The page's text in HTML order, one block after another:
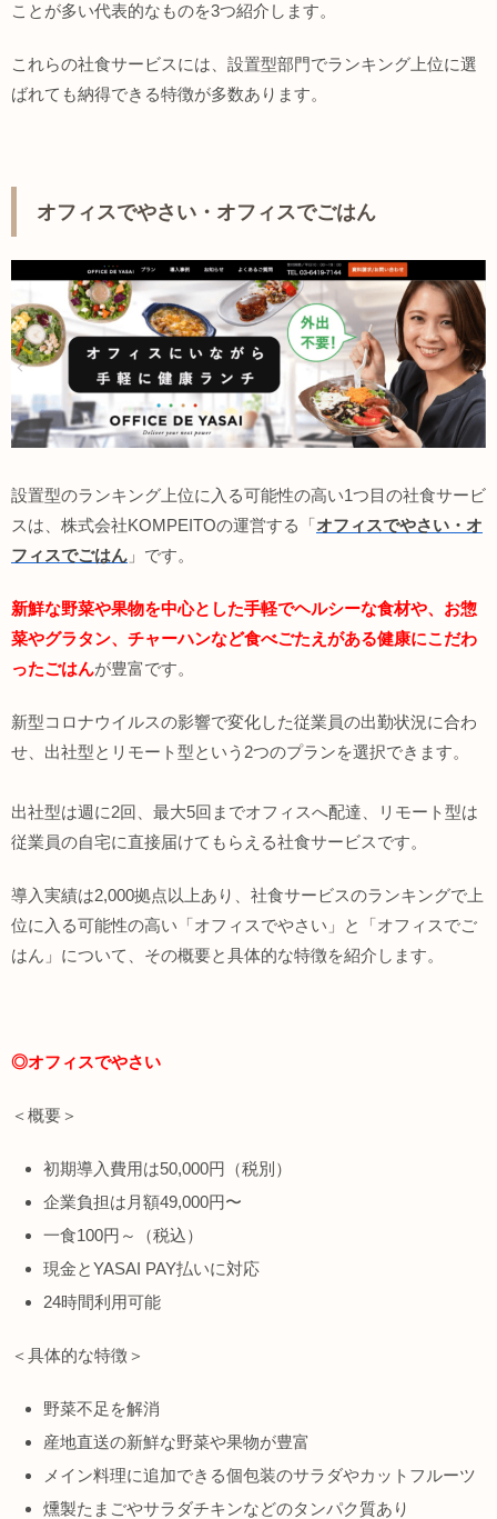
ことが多い代表的なものを3つ紹介します。
これらの社食サービスには、設置型部門でランキング上位に選
ばれても納得できる特徴が多数あります。
オフィスでやさい・オフィスでごはん
設置型のランキング上位に入る可能性の高い1つ目の社食サービ
スは、株式会社KOMPEITOの運営する「オフィスでやさい・オ
フィスでごはん 」です。
新鮮な野菜や果物を中心とした手軽でヘルシーな食材や、お惣
菜やグラタン、チャーハンなど食べごたえがある健康にこだわ
ったごはんが豊富です。
新型コロナウイルスの影響で変化した従業員の出勤状況に合わ
せ、出社型とリモート型という2つのプランを選択できます。
出社型は週に2回、最大5回までオフィスへ配達、リモート型は
従業員の自宅に直接届けてもらえる社食サービスです。
導入実績は2,000拠点以上あり、社食サービスのランキングで上
位に入る可能性の高い「オフィスでやさい」と「オフィスでご
はん」について、その概要と具体的な特徴を紹介します。
◎オフィスでやさい
＜概要＞
初期導入費用は50,000円（税別）
企業負担は月額49,000円〜
一食100円～（税込）
現金とYASAI PAY払いに対応
24時間利用可能
＜具体的な特徴＞
野菜不足を解消
産地直送の新鮮な野菜や果物が豊富
メイン料理に追加できる個包装のサラダやカットフルーツ
燻製たまごやサラダチキンなどのタンパク質あり